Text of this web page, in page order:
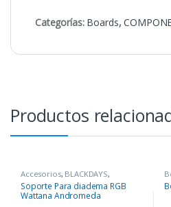
Categorías: Boards,
Productos
Accesorios, BLACKDAYS,
COMPONENTES , Periféricos
Soporte Para diadema RGB
Wattana Andromeda